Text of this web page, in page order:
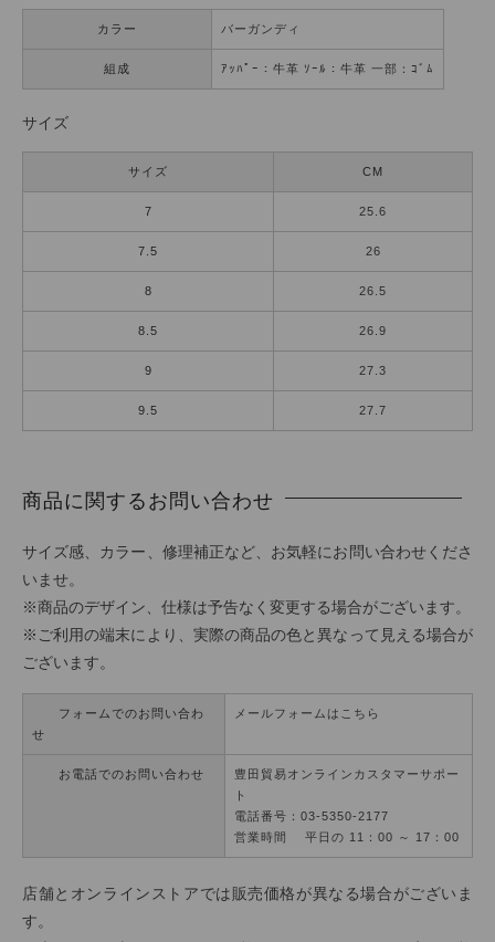
カラー バーガンディ
組成 ｱｯﾊﾟｰ：牛革 ｿｰﾙ：牛革 一部：ｺﾞﾑ
サイズ
サイズ CM
7 25.6
7.5 26
8 26.5
8.5 26.9
9 27.3
9.5 27.7
商品に関するお問い合わせ
サイズ感、カラー、修理補正など、お気軽にお問い合わせくださ
いませ。
※商品のデザイン、仕様は予告なく変更する場合がございます。
※ご利用の端末により、実際の商品の色と異なって見える場合が
ございます。
フォームでのお問い合わ
せ
メールフォームはこちら
お電話でのお問い合わせ
豊田貿易オンラインカスタマーサポー
ト
電話番号：03-5350-2177
営業時間 平日の 11：00 ～ 17：00
店舗とオンラインストアでは販売価格が異なる場合がございま
す。